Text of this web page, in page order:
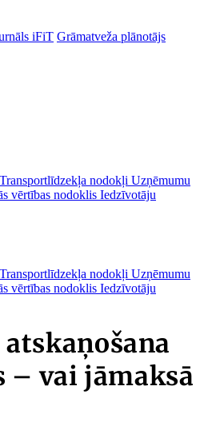
iFiT Grāmatveža plānotājs
Transportlīdzekļa nodokļi Uzņēmumu
vērtības nodoklis Iedzīvotāju
Transportlīdzekļa nodokļi Uzņēmumu
vērtības nodoklis Iedzīvotāju
– vai jāmaksā